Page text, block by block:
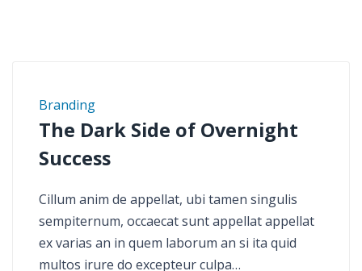
Branding
The Dark Side of Overnight
Success
Cillum anim de appellat, ubi tamen singulis
sempiternum, occaecat sunt appellat appellat
ex varias an in quem laborum an si ita quid
multos irure do excepteur culpa…